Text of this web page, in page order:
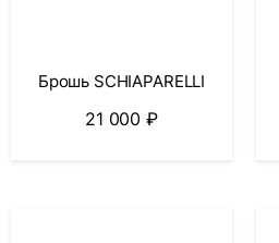
Брошь SCHIAPARELLI
21 000₽